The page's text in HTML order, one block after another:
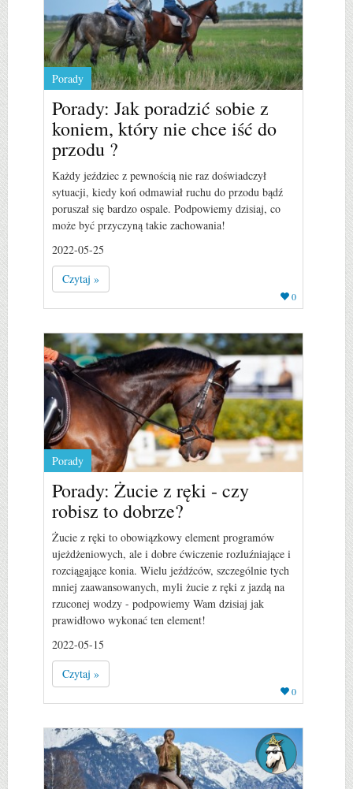
Porady
Porady: Jak poradzić sobie z
koniem, który nie chce iść do
przodu ?
Każdy jeździec z pewnością nie raz doświadczył
sytuacji, kiedy koń odmawiał ruchu do przodu bądź
poruszał się bardzo ospale. Podpowiemy dzisiaj, co
może być przyczyną takie zachowania!
2022-05-25
Czytaj »
0
Porady
Porady: Żucie z ręki - czy
robisz to dobrze?
Żucie z ręki to obowiązkowy element programów
ujeżdżeniowych, ale i dobre ćwiczenie rozluźniające i
rozciągające konia. Wielu jeźdźców, szczególnie tych
mniej zaawansowanych, myli żucie z ręki z jazdą na
rzuconej wodzy - podpowiemy Wam dzisiaj jak
prawidłowo wykonać ten element!
2022-05-15
Czytaj »
0